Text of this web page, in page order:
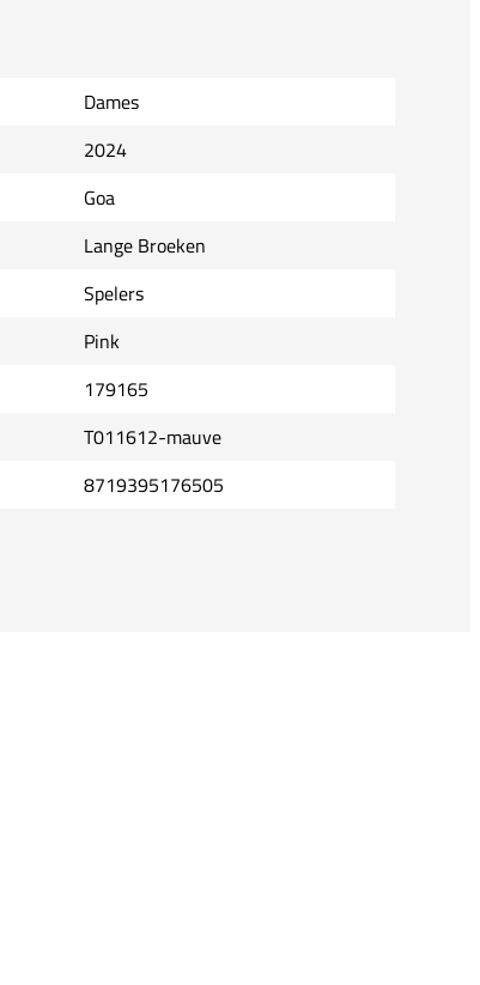
Dames
2024
Goa
Lange Broeken
Spelers
Pink
179165
T011612-mauve
8719395176505